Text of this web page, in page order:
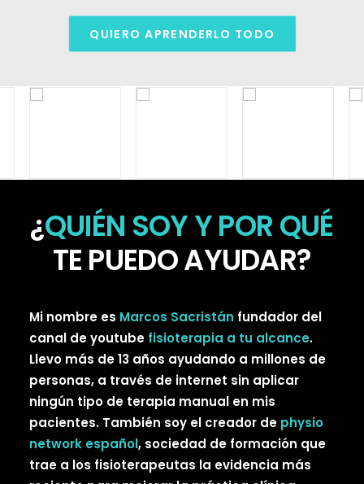
QUIERO APRENDERLO TODO
¿QUIÉN SOY Y POR QUÉ
TE PUEDO AYUDAR?
Mi nombre es Marcos Sacristán fundador del
canal de youtube fisioterapia a tu alcance.
Llevo más de 13 años ayudando a millones de
personas, a través de internet sin aplicar
ningún tipo de terapia manual en mis
pacientes. También soy el creador de physio
network español, sociedad de formación que
trae a los fisioterapeutas la evidencia más